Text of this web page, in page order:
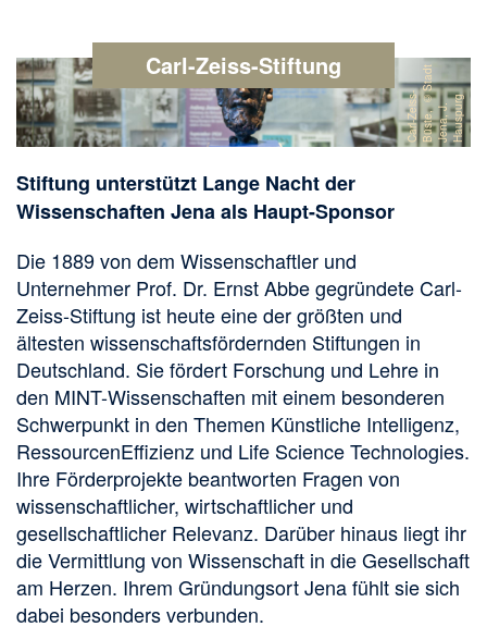
Carl-Zeiss-Stiftung
Image
C
a
rl
-
Z ei
s s
-
B
ü
s
t
e
,
©
S
t
a
dt
J
e
n
a
,
J .
H
a
u
s
p u
rg
Stiftung unterstützt Lange Nacht der
Wissenschaften Jena als Haupt-Sponsor
Die 1889 von dem Wissenschaftler und
Unternehmer Prof. Dr. Ernst Abbe gegründete Carl-
Zeiss-Stiftung ist heute eine der größten und
ältesten wissenschaftsfördernden Stiftungen in
Deutschland. Sie fördert Forschung und Lehre in
den MINT-Wissenschaften mit einem besonderen
Schwerpunkt in den Themen Künstliche Intelligenz,
RessourcenEffizienz und Life Science Technologies.
Ihre Förderprojekte beantworten Fragen von
wissenschaftlicher, wirtschaftlicher und
gesellschaftlicher Relevanz. Darüber hinaus liegt ihr
die Vermittlung von Wissenschaft in die Gesellschaft
am Herzen. Ihrem Gründungsort Jena fühlt sie sich
dabei besonders verbunden.